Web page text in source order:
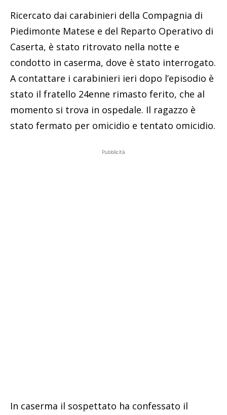
Ricercato dai carabinieri della Compagnia di
Piedimonte Matese e del Reparto Operativo di
Caserta, è stato ritrovato nella notte e
condotto in caserma, dove è stato interrogato.
A contattare i carabinieri ieri dopo l’episodio è
stato il fratello 24enne rimasto ferito, che al
momento si trova in ospedale. Il ragazzo è
stato fermato per omicidio e tentato omicidio.
Pubblicità
In caserma il sospettato ha confessato il